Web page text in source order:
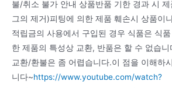
불/취소 불가 안내 상품반품 기한 경과 시
그의 제거)피팅에 의한 제품 훼손시 상품이
적립금의 사용에서 구입된 경우 식품은 식
한 제품의 특성상 교환, 반품은 할 수 없습
교환/환불은 좀 어렵습니다.이 점을 이해하
니다~https://www.youtube.com/watch?